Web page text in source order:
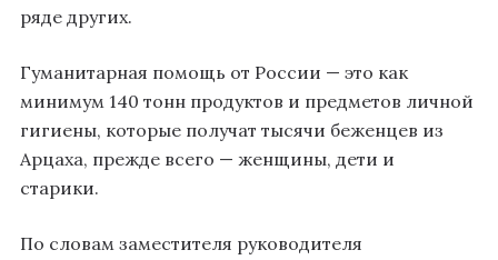
ряде других.
Гуманитарная помощь от России — это как
минимум 140 тонн продуктов и предметов личной
гигиены, которые получат тысячи беженцев из
Арцаха, прежде всего — женщины, дети и
старики.
По словам заместителя руководителя